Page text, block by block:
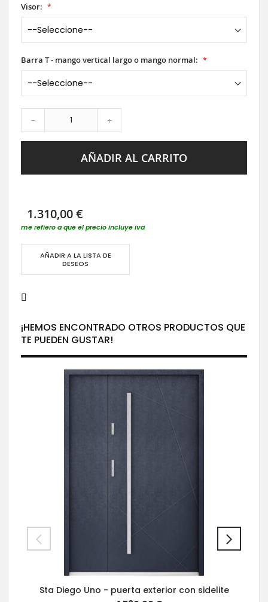
Visor:
Barra T - mango vertical largo o mango normal:
- +
AÑADIR AL CARRITO
1.310,00 €
me refiero a que el precio incluye iva
AÑADIR A LA LISTA DE
DESEOS
¡HEMOS ENCONTRADO OTROS PRODUCTOS QUE
TE PUEDEN GUSTAR!
Sta Diego Uno - puerta exterior con sidelite